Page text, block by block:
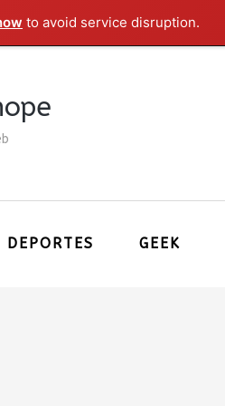
to avoid service disruption.
DEPORTES GEEK